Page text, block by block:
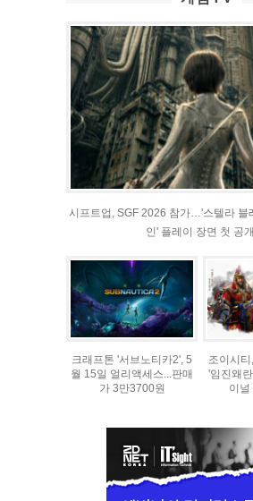
시프트업, SGF 2026 참가…'스텔라 블
인' 플레이 장면 첫 공개
크래프톤 '서브노티카2', 5
월 15일 얼리액세스...판매
가 3만3700원
조이시
'임진왜
이널